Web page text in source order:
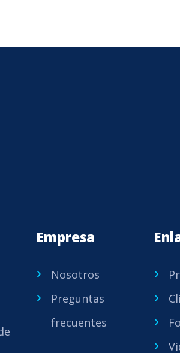
Empresa
Nosotros
Preguntas
frecuentes